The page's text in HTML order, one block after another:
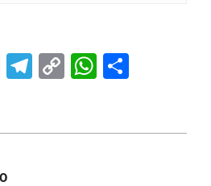
LinkedIn
Telegram
Copy